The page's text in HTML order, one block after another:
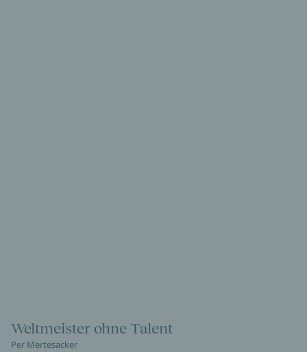
Weltmeister ohne Talent
Per Mertesacker